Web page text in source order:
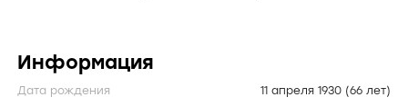
Информация
Дата рождения 11 апреля 1930 (66 лет)